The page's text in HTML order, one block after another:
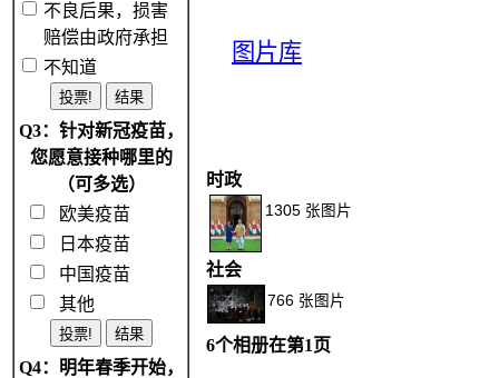
不良后果，损害
赔偿由政府承担
不知道
Q3：针对新冠疫苗，
您愿意接种哪里的
（可多选）
欧美疫苗
日本疫苗
中国疫苗
其他
Q4：明年春季开始，
图片库
时政
1305 张图片
社会
766 张图片
6个相册在第1页